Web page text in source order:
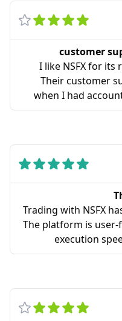
customer
I like NSFX for
Their customer
when I had
thing I’d like to
Trading with NSFX
The platform is user-
execution
processed